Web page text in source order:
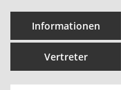
Informationen
Vertreter